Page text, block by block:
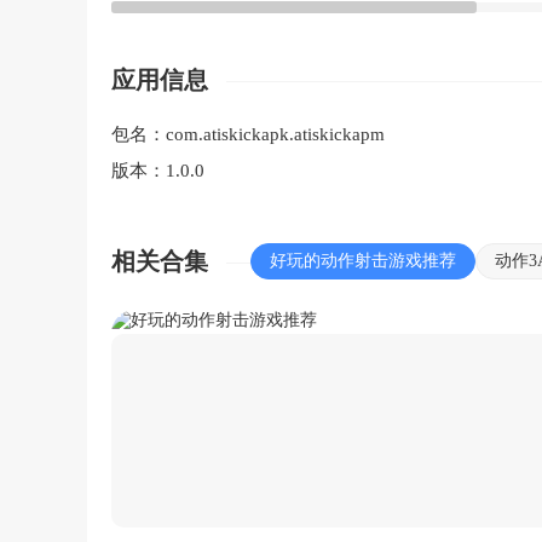
应用信息
包名： com.atiskickapk.atiskickapm
版本： 1.0.0
相关合集 好玩的动作射击游戏推荐 动作